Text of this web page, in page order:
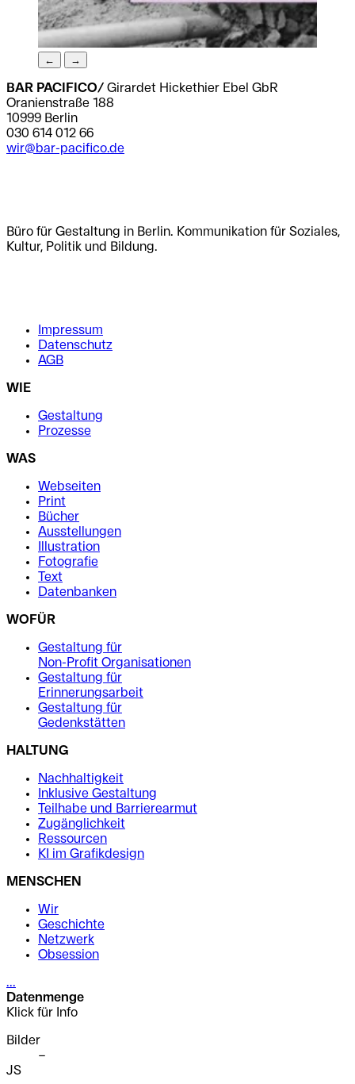
← →
BAR PACIFICO/ Girardet Hickethier Ebel GbR
Oranienstraße 188
10999 Berlin
030 614 012 66
wir@bar-pacifico.de
Büro für Gestaltung in Berlin. Kommunikation für Soziales,
Kultur, Politik und Bildung.
Impressum
Datenschutz
AGB
WIE
Gestaltung
Prozesse
WAS
Webseiten
Print
Bücher
Ausstellungen
Illustration
Fotografie
Text
Datenbanken
WOFÜR
Gestaltung für
Non-Profit Organisationen
Gestaltung für
Erinnerungsarbeit
Gestaltung für
Gedenkstätten
HALTUNG
Nachhaltigkeit
Inklusive Gestaltung
Teilhabe und Barrierearmut
Zugänglichkeit
Ressourcen
KI im Grafikdesign
MENSCHEN
Wir
Geschichte
Netzwerk
Obsession
...
Datenmenge
Klick für Info
Bilder
–
JS